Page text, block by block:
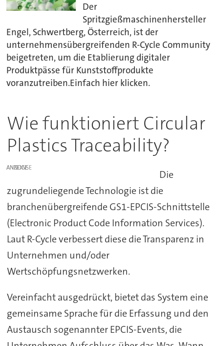
Der
Spritzgießmaschinenhersteller
Engel, Schwertberg, Österreich, ist der
unternehmensübergreifenden R-Cycle Community
beigetreten, um die Etablierung digitaler
Produktpässe für Kunststoffprodukte
voranzutreiben.Einfach hier klicken.
Wie funktioniert Circular
Plastics Traceability?
ANZEIGE
Die
zugrundeliegende Technologie ist die
branchenübergreifende GS1-EPCIS-Schnittstelle
(Electronic Product Code Information Services).
Laut R-Cycle verbessert diese die Transparenz in
Unternehmen und/oder
Wertschöpfungsnetzwerken.
Vereinfacht ausgedrückt, bietet das System eine
gemeinsame Sprache für die Erfassung und den
Austausch sogenannter EPCIS-Events, die